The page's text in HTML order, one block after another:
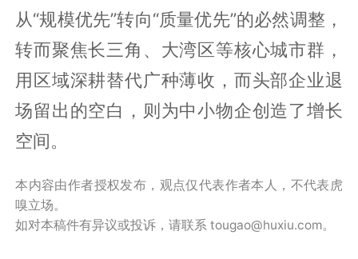
从“规模优先”转向“质量优先”的必然调整，
转而聚焦长三角、大湾区等核心城市群，
用区域深耕替代广种薄收，而头部企业退
场留出的空白，则为中小物企创造了增长
空间。
本内容由作者授权发布，观点仅代表作者本人，不代表虎
嗅立场。
如对本稿件有异议或投诉，请联系 tougao@huxiu.com。